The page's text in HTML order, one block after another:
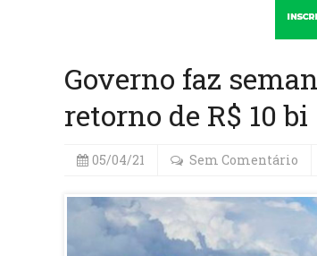
Governo faz
retorno de R$ 10 bi
05/04/21 Sem Comentário